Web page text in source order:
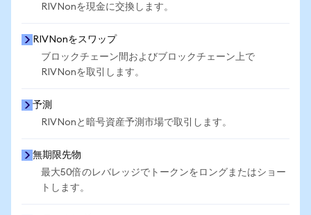
RIVNonを現金に交換します。
RIVNonをスワップ
ブロックチェーン間およびブロックチェーン上で
RIVNonを取引します。
予測
RIVNonと暗号資産予測市場で取引します。
無期限先物
最大50倍のレバレッジでトークンをロングまたはショー
トします。